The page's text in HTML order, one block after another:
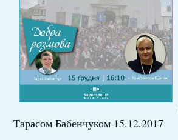
Тарасом Бабенчуком 15.12.2017